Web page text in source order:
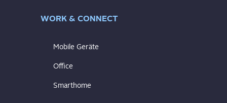
WORK & CONNECT
Mobile Geräte
Office
Smarthome